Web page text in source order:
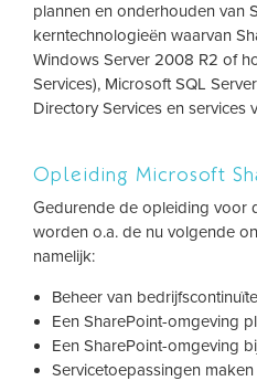
plannen en onderhouden van
kerntechnologieën waarvan
Windows Server 2008 R2 of
Services), Microsoft SQL
Directory Services en services
Opleiding Microsoft
Gedurende de opleiding voor
worden o.a. de nu volgende
namelijk:
Beheer van
Een SharePoint-omgeving
Een SharePoint-omgeving
Servicetoepassingen